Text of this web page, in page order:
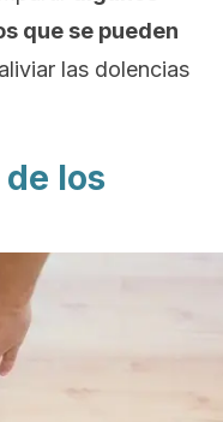
que se pueden
las dolencias
los